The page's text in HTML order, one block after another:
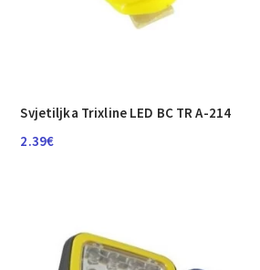
Svjetiljka Trixline LED BC TR A-214
2.39€